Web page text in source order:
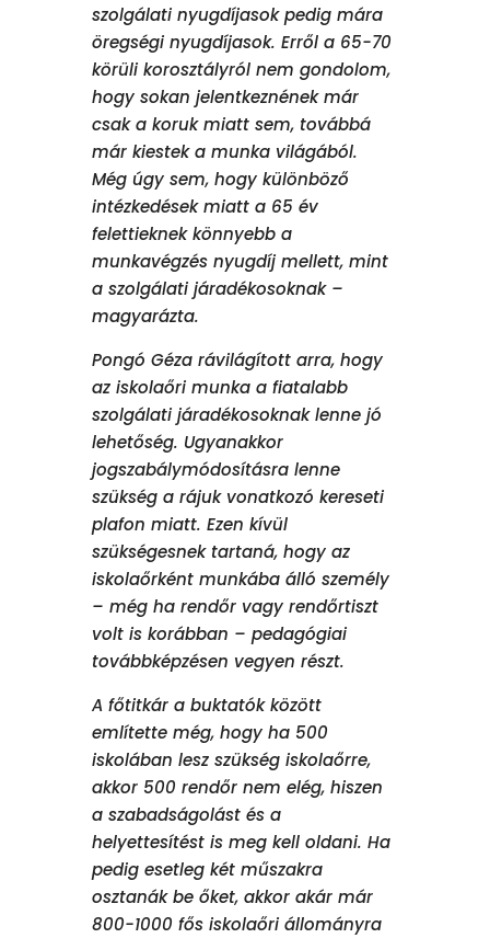
szolgálati nyugdíjasok pedig mára
öregségi nyugdíjasok. Erről a 65-70
körüli korosztályról nem gondolom,
hogy sokan jelentkeznének már
csak a koruk miatt sem, továbbá
már kiestek a munka világából.
Még úgy sem, hogy különböző
intézkedések miatt a 65 év
felettieknek könnyebb a
munkavégzés nyugdíj mellett, mint
a szolgálati járadékosoknak –
magyarázta.
Pongó Géza rávilágított arra, hogy
az iskolaőri munka a fiatalabb
szolgálati járadékosoknak lenne jó
lehetőség. Ugyanakkor
jogszabálymódosításra lenne
szükség a rájuk vonatkozó kereseti
plafon miatt. Ezen kívül
szükségesnek tartaná, hogy az
iskolaőrként munkába álló személy
– még ha rendőr vagy rendőrtiszt
volt is korábban – pedagógiai
továbbképzésen vegyen részt.
A főtitkár a buktatók között
említette még, hogy ha 500
iskolában lesz szükség iskolaőrre,
akkor 500 rendőr nem elég, hiszen
a szabadságolást és a
helyettesítést is meg kell oldani. Ha
pedig esetleg két műszakra
osztanák be őket, akkor akár már
800-1000 fős iskolaőri állományra